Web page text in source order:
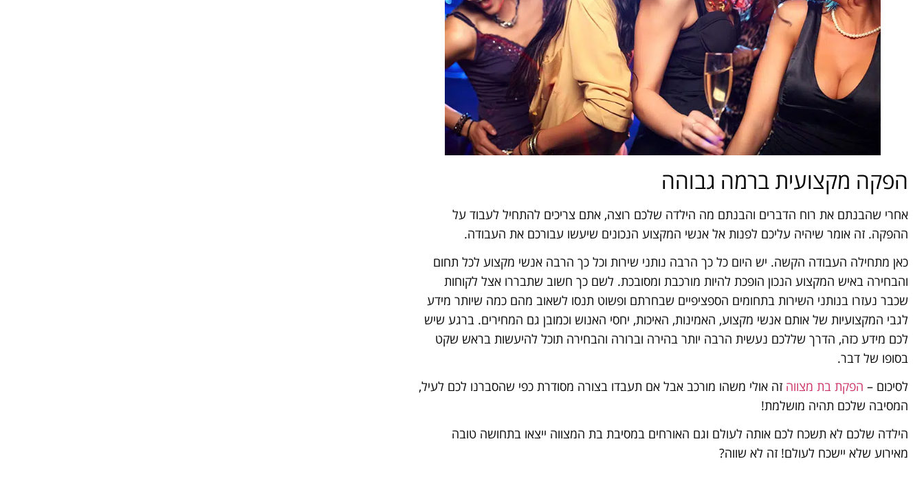
הפקה מקצועית ברמה גבוהה
אחרי שהבנתם את רוח הדברים והבנתם מה הילדה שלכם רוצה, אתם צריכים להתחיל לעבוד על
ההפקה. זה אומר שיהיה עליכם לפנות אל אנשי המקצוע הנכונים שיעשו עבורכם את העבודה.
כאן מתחילה העבודה הקשה. יש היום כל כך הרבה נותני שירות וכל כך הרבה אנשי מקצוע לכל תחום
והבחירה באיש המקצוע הנכון הופכת להיות מורכבת ומסובכת. לשם כך חשוב שתבררו אצל לקוחות
שכבר נעזרו בנותני השירות בתחומים הספציפיים שבחרתם ופשוט תנסו לשאוב מהם כמה שיותר מידע
לגבי המקצועיות של אותם אנשי מקצוע, האמינות, האיכות, יחסי האנוש וכמובן גם המחירים. ברגע שיש
לכם מידע כזה, הדרך שללכם נעשית הרבה יותר בהירה וברורה והבחירה תוכל להיעשות בראש שקט
בסופו של דבר.
לסיכום – הפקת בת מצווה זה אולי משהו מורכב אבל אם תעבדו בצורה מסודרת כפי שהסברנו לכם לעיל,
המסיבה שלכם תהיה מושלמת!
הילדה שלכם לא תשכח לכם אותה לעולם וגם האורחים במסיבת בת המצווה ייצאו בתחושה טובה
מאירוע שלא יישכח לעולם! זה לא שווה?